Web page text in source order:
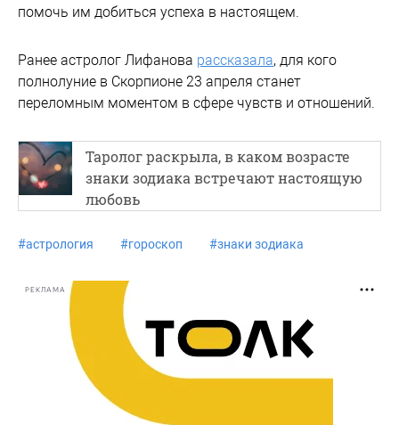
помочь им добиться успеха в настоящем.
Ранее астролог Лифанова рассказала, для кого
полнолуние в Скорпионе 23 апреля станет
переломным моментом в сфере чувств и отношений.
Таролог раскрыла, в каком возрасте
знаки зодиака встречают настоящую
любовь
#астрология #гороскоп #знаки зодиака
РЕКЛАМА